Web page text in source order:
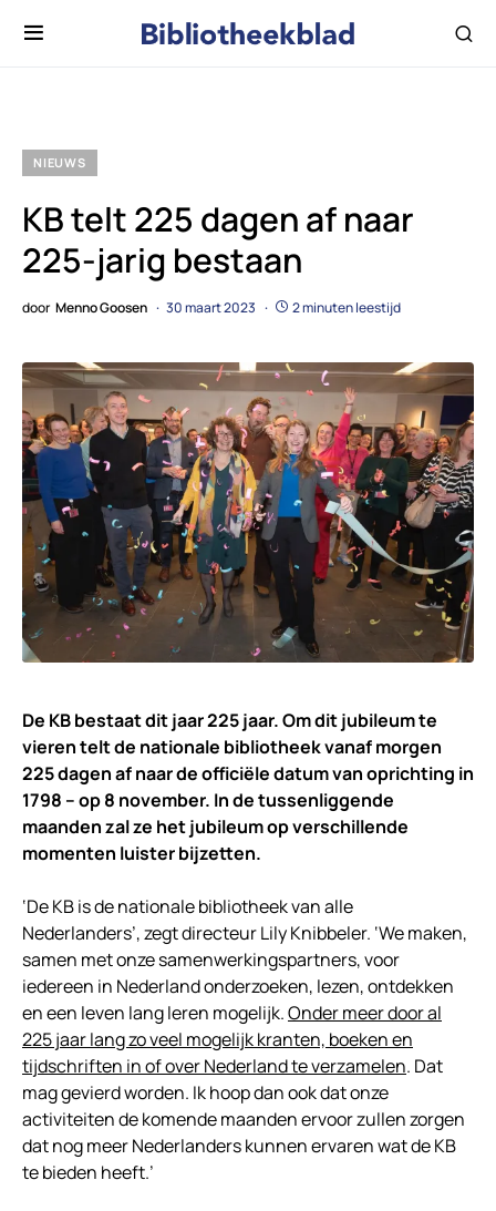
NIEUWS
KB telt 225 dagen af naar
225-jarig bestaan
door Menno Goosen 30 maart 2023 2 minuten leestijd
De KB bestaat dit jaar 225 jaar. Om dit jubileum te
vieren telt de nationale bibliotheek vanaf morgen
225 dagen af naar de officiële datum van oprichting in
1798 – op 8 november. In de tussenliggende
maanden zal ze het jubileum op verschillende
momenten luister bijzetten.
‘De KB is de nationale bibliotheek van alle
Nederlanders’, zegt directeur Lily Knibbeler. ‘We maken,
samen met onze samenwerkingspartners, voor
iedereen in Nederland onderzoeken, lezen, ontdekken
en een leven lang leren mogelijk.Onder meer door al
225 jaar lang zo veel mogelijk kranten, boeken en
tijdschriften in of over Nederland te verzamelen. Dat
mag gevierd worden. Ik hoop dan ook dat onze
activiteiten de komende maanden ervoor zullen zorgen
dat nog meer Nederlanders kunnen ervaren wat de KB
te bieden heeft.’